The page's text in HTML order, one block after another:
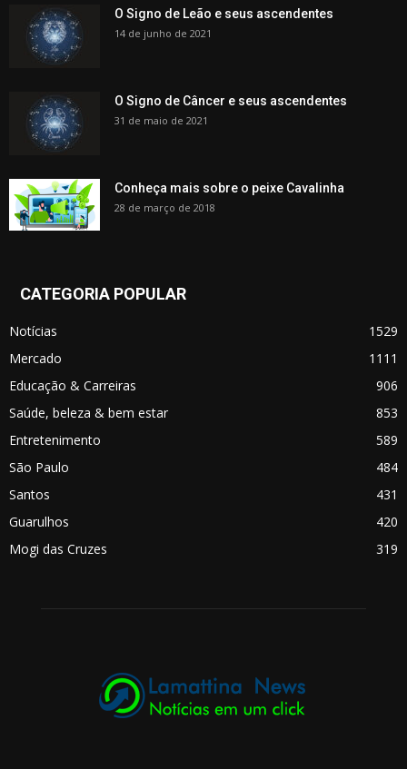
O Signo de Leão e seus ascendentes
14 de junho de 2021
O Signo de Câncer e seus ascendentes
31 de maio de 2021
Conheça mais sobre o peixe Cavalinha
28 de março de 2018
CATEGORIA POPULAR
Notícias
1529
Mercado
1111
Educação & Carreiras
906
Saúde, beleza & bem estar
853
Entretenimento
589
São Paulo
484
Santos
431
Guarulhos
420
Mogi das Cruzes
319